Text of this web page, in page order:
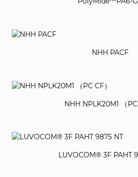
NHH PACF
NHH NPLK20M1 （PC
LUVOCOM® 3F PAHT